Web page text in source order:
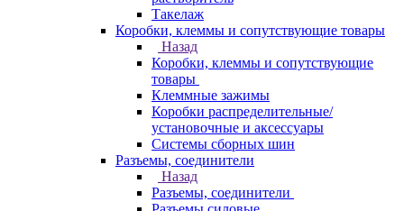
Такелаж
Коробки, клеммы и сопутствующие товары
Назад
Коробки, клеммы и сопутствующие
товары
Клеммные зажимы
Коробки распределительные/
установочные и аксессуары
Системы сборных шин
Разъемы, соединители
Назад
Разъемы, соединители